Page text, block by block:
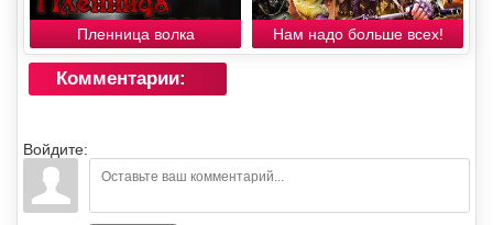
Пленница волка Нам надо больше всех!
Комментарии:
Войдите: